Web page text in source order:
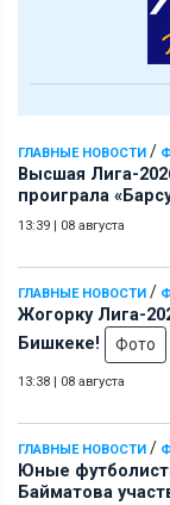
ГЛАВНЫЕ НОВОСТИ /
Высшая Лига-
проиграла
13:39 | 08 августа
ГЛАВНЫЕ НОВОСТИ /
Жогорку Лига-
Бишкеке!
Фото
13:38 | 08 августа
ГЛАВНЫЕ НОВОСТИ /
Юные
Байматова